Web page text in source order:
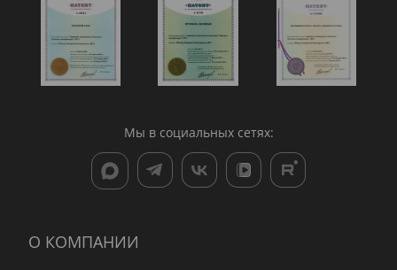
Мы в социальных сетях:
О КОМПАНИИ